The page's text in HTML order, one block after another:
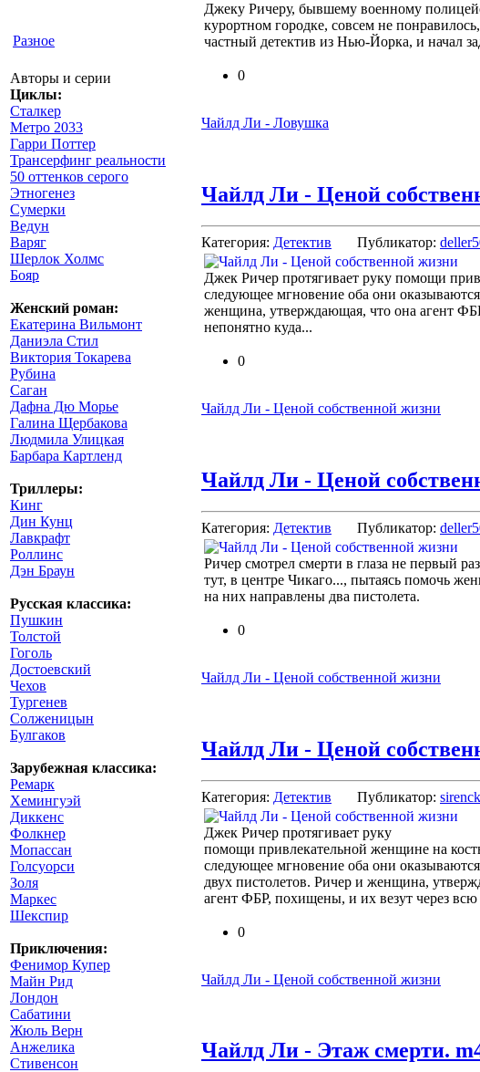
Разное
Авторы и серии
Циклы:
Сталкер
Метро 2033
Гарри Поттер
Трансерфинг реальности
50 оттенков серого
Этногенез
Сумерки
Ведун
Варяг
Шерлок Холмс
Бояр
Женский роман:
Екатерина Вильмонт
Даниэла Стил
Виктория Токарева
Рубина
Саган
Дафна Дю Морье
Галина Щербакова
Людмила Улицкая
Барбара Картленд
Триллеры:
Кинг
Дин Кунц
Лавкрафт
Роллинс
Дэн Браун
Русская классика:
Пушкин
Толстой
Гоголь
Достоевский
Чехов
Тургенев
Солженицын
Булгаков
Зарубежная классика:
Ремарк
Хемингуэй
Диккенс
Фолкнер
Мопассан
Голсуорси
Золя
Маркес
Шекспир
Приключения:
Фенимор Купер
Майн Рид
Лондон
Сабатини
Жюль Верн
Анжелика
Стивенсон
Джеку Ричеру, бывшему военному
курортном городке, совсем не
частный детектив из Нью-Йорка, и начал
0
Чайлд Ли - Ловушка
Чайлд Ли - Ценой
Категория: Детектив Публикатор:
Джек Ричер протягивает руку помощи
следующее мгновение оба они
женщина, утверждающая, что она агент
непонятно куда...
0
Чайлд Ли - Ценой собственной жизни
Чайлд Ли - Ценой
Категория: Детектив Публикатор:
Ричер смотрел смерти в глаза не первый
тут, в центре Чикаго..., пытаясь помочь
на них направлены два пистолета.
0
Чайлд Ли - Ценой собственной жизни
Чайлд Ли - Ценой
Категория: Детектив Публикатор:
Джек Ричер протягивает руку
помощи привлекательной женщине на
следующее мгновение оба они
двух пистолетов. Ричер и женщина,
агент ФБР, похищены, и их везут через
0
Чайлд Ли - Ценой собственной жизни
Чайлд Ли - Этаж смерти.